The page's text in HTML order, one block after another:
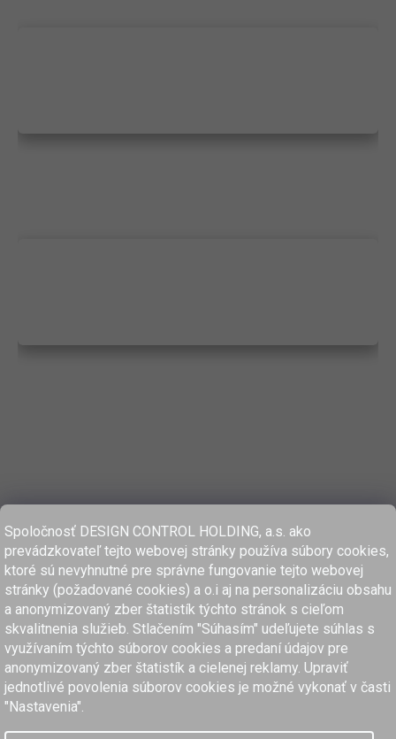
Spoločnosť DESIGN CONTROL HOLDING, a.s. ako
prevádzkovateľ tejto webovej stránky používa súbory cookies,
ktoré sú nevyhnutné pre správne fungovanie tejto webovej
stránky (požadované cookies) a o.i aj na personalizáciu obsahu
a anonymizovaný zber štatistík týchto stránok s cieľom
skvalitnenia služieb. Stlačením "Súhasím" udeľujete súhlas s
využívaním týchto súborov cookies a predaní údajov pre
anonymizovaný zber štatistík a cielenej reklamy. Upraviť
jednotlivé povolenia súborov cookies je možné vykonať v časti
"Nastavenia".women'secret
SPRINGFIELD